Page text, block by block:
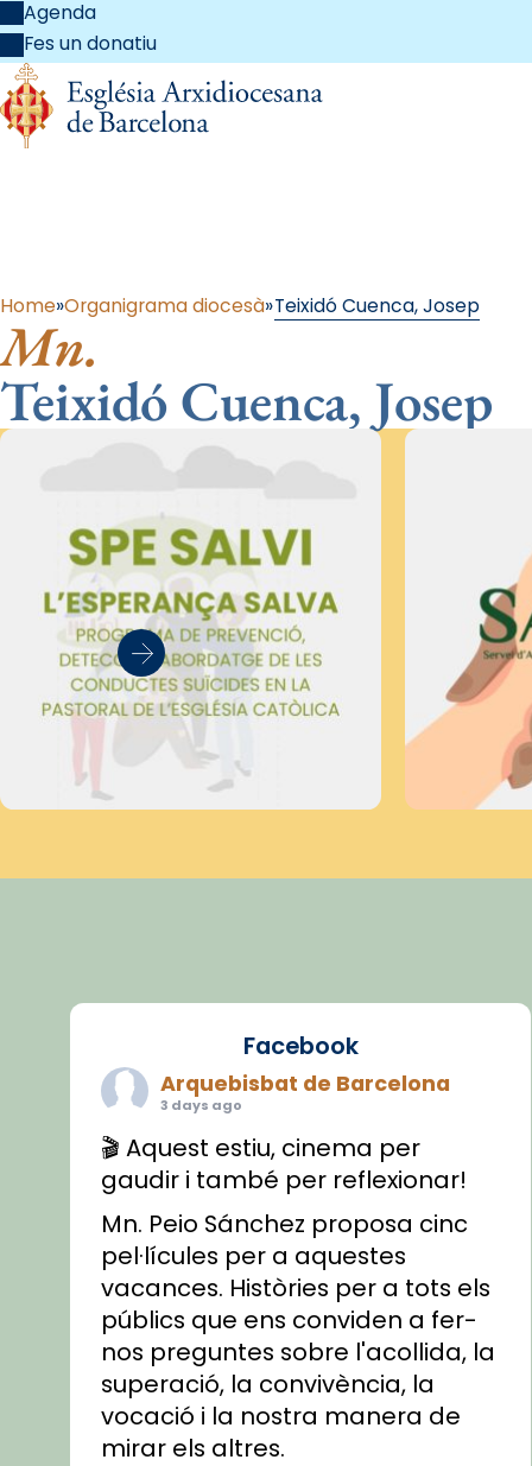
Agenda
Fes un donatiu
Home Organigrama diocesà Teixidó Cuenca, Josep
Mn.
Teixidó Cuenca, Josep
Facebook
Arquebisbat de Barcelona
3 days ago
🎬 Aquest estiu, cinema per
gaudir i també per reflexionar!
Mn. Peio Sánchez proposa cinc
pel·lícules per a aquestes
vacances. Històries per a tots els
públics que ens conviden a fer-
nos preguntes sobre l'acollida, la
superació, la convivència, la
vocació i la nostra manera de
mirar els altres.